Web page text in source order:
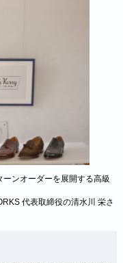
ンオーダーを展開する高級
代表取締役の清水川 栄さ